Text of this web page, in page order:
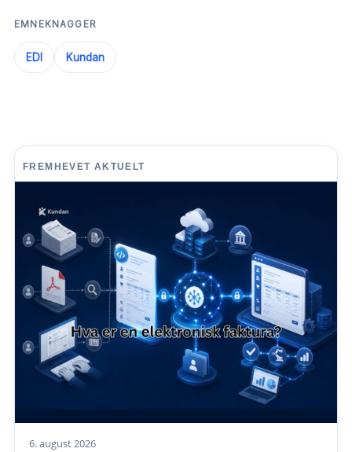
EMNEKNAGGER
EDI Kundan
FREMHEVET AKTUELT
6. august 2026